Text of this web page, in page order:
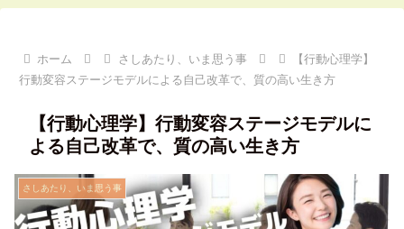
ホーム さしあたり、いま思う事
【行動心理学】
行動変容ステージモデルによる自己改革で、質の高い生き方
【行動心理学】行動変容ステージモデルに
よる自己改革で、質の高い生き方
さしあたり、いま思う事